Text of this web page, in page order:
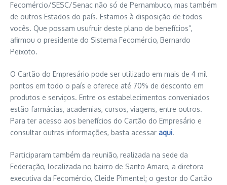
Fecomércio/SESC/Senac não só de Pernambuco, mas também
de outros Estados do país. Estamos à disposição de todos
vocês. Que possam usufruir deste plano de benefícios”,
afirmou o presidente do Sistema Fecomércio, Bernardo
Peixoto.
O Cartão do Empresário pode ser utilizado em mais de 4 mil
pontos em todo o país e oferece até 70% de desconto em
produtos e serviços. Entre os estabelecimentos conveniados
estão farmácias, academias, cursos, viagens, entre outros.
Para ter acesso aos benefícios do Cartão do Empresário e
consultar outras informações, basta acessar aqui.
Participaram também da reunião, realizada na sede da
Federação, localizada no bairro de Santo Amaro, a diretora
executiva da Fecomércio, Cleide Pimentel; o gestor do Cartão